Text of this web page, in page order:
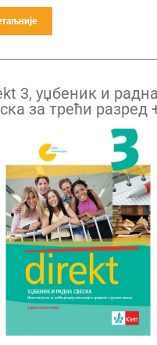
3, уџбеник и радна
за трећи разред